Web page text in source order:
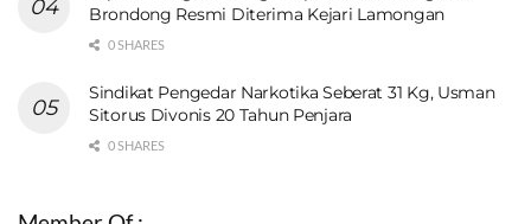
Brondong Resmi Diterima Kejari Lamongan
0 SHARES
Sindikat Pengedar Narkotika Seberat 31 Kg, Usman
Sitorus Divonis 20 Tahun Penjara
0 SHARES